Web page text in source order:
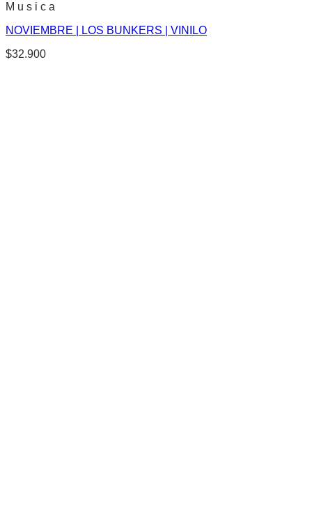
M u s i c a
NOVIEMBRE | LOS BUNKERS | VINILO
$32.900